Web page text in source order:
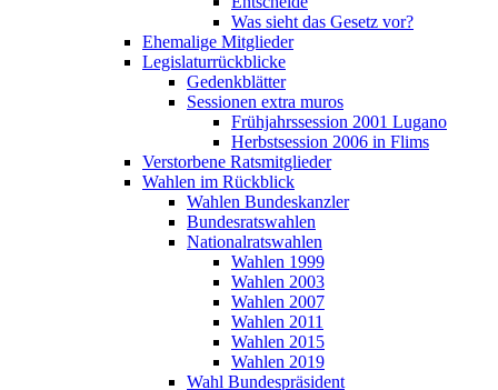
Was sieht das Gesetz vor?
Ehemalige Mitglieder
Legislaturrückblicke
Gedenkblätter
Sessionen extra muros
Frühjahrssession 2001 Lugano
Herbstsession 2006 in Flims
Verstorbene Ratsmitglieder
Wahlen im Rückblick
Wahlen Bundeskanzler
Bundesratswahlen
Nationalratswahlen
Wahlen 1999
Wahlen 2003
Wahlen 2007
Wahlen 2011
Wahlen 2015
Wahlen 2019
Wahl Bundespräsident